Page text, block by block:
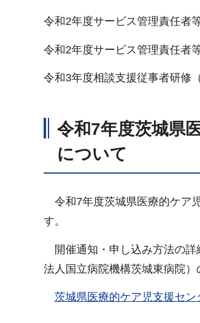
令和2年度サービス管理責任者
令和2年度サービス管理責任者
令和3年度相談支援従事者研修
令和7年度茨城県
について
令和7年度茨城県医療的ケア
す。
開催通知・申し込み方法の詳
法人国立病院機構茨城東病院）
茨城県医療的ケア児支援セン